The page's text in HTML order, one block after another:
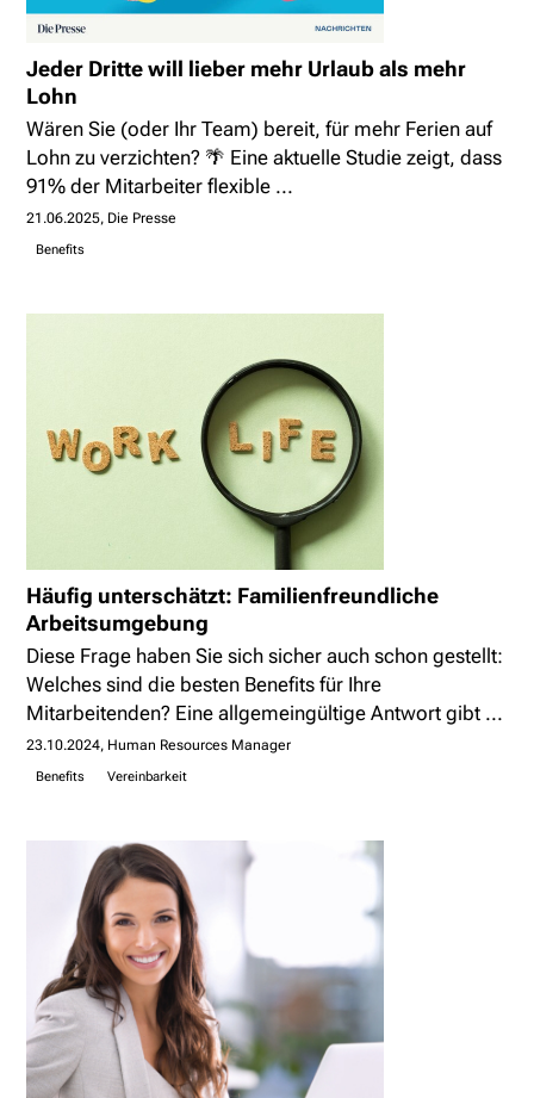
Jeder Dritte will lieber mehr Urlaub als mehr
Lohn
Wären Sie (oder Ihr Team) bereit, für mehr Ferien auf
Lohn zu verzichten? 🌴 Eine aktuelle Studie zeigt, dass
91% der Mitarbeiter flexible ...
21.06.2025 Die Presse
Benefits
Häufig unterschätzt: Familienfreundliche
Arbeitsumgebung
Diese Frage haben Sie sich sicher auch schon gestellt:
Welches sind die besten Benefits für Ihre
Mitarbeitenden? Eine allgemeingültige Antwort gibt ...
23.10.2024 Human Resources Manager
Benefits Vereinbarkeit